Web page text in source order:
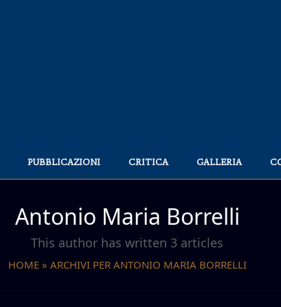
PUBBLICAZIONI CRITICA GALLERIA
Antonio Maria Borrelli
This author has written 3 articles
HOME» ARCHIVI PER ANTONIO MARIA BORRELLI